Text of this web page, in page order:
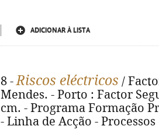
ADICIONAR À LISTA
8 -Riscos eléctricos /
Mendes. - Porto : Factor
cm. - Programa Formação
- Linha de Acção -